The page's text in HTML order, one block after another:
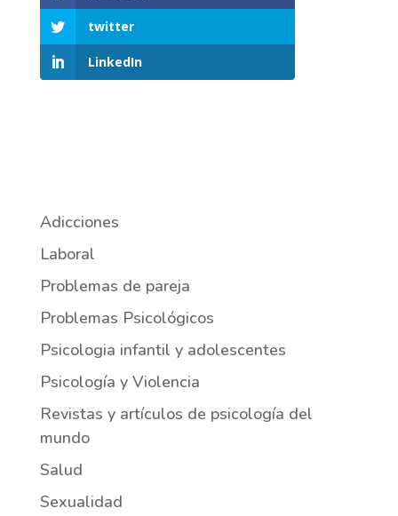
twitter
LinkedIn
Adicciones
Laboral
Problemas de pareja
Problemas Psicológicos
Psicologia infantil y adolescentes
Psicología y Violencia
Revistas y artículos de psicología del
mundo
Salud
Sexualidad